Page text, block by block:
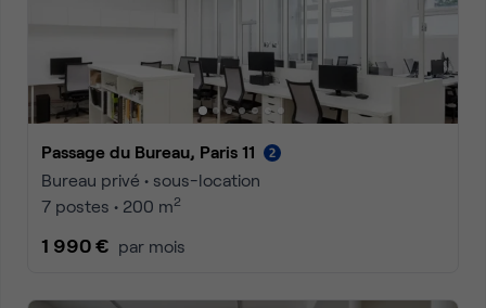
Passage du Bureau, Paris 11
Bureau privé • sous-location
7 postes • 200 m2
1 990 € par mois